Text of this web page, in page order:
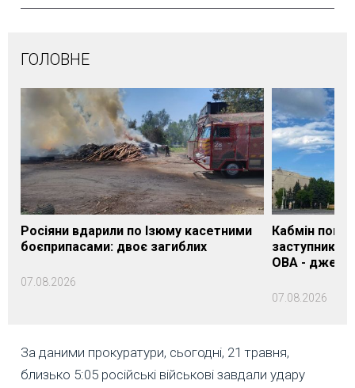
ГОЛОВНЕ
Росіяни вдарили по Ізюму касетними
боєприпасами: двоє загиблих
07.08.2026
Кабмін
заступника
ОВА -
07.08.2026
За даними прокуратури, сьогодні, 21 травня,
близько 5:05 російські військові завдали удару